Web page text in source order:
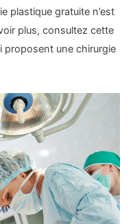
plastique gratuite n’est
plus, consultez cette
proposent une chirurgie